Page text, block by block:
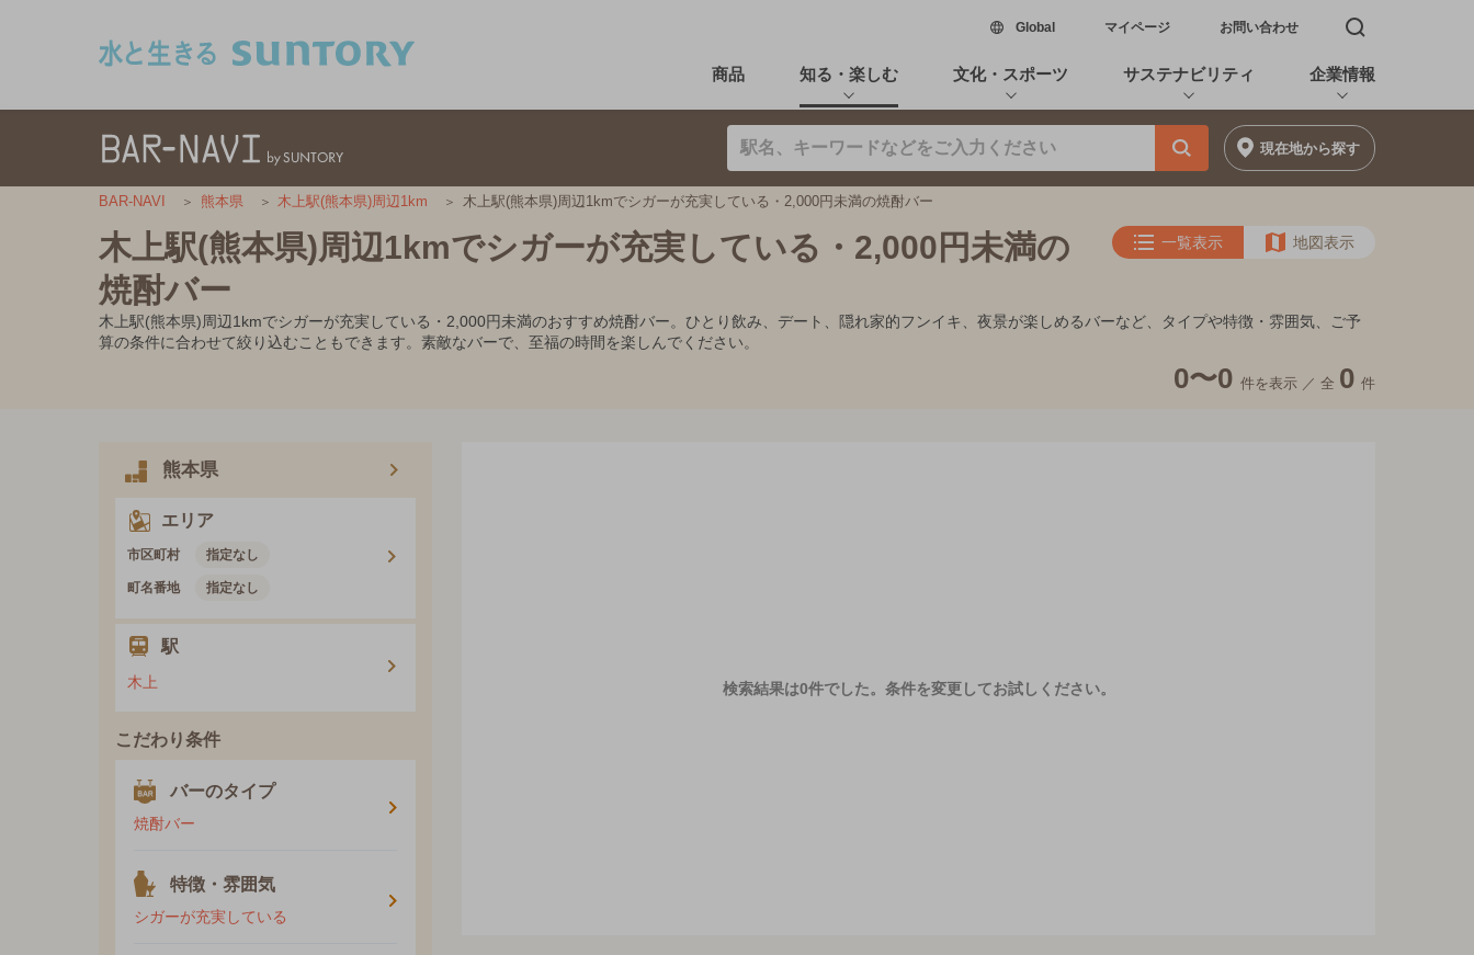
Global新しいウィンドウで開く
マイページ お問い合わせ 検索窓を開く
商品 知る・楽しむ 文化・スポーツ サステナビリティ 企業情報
現在地から探す
BAR-NAVI 熊本県 木上駅(熊本県)周辺1km 木上駅(熊本県)周辺1kmでシガーが充実している・2,000円未満の焼酎バー
木上駅(熊本県)周辺1kmでシガーが充実している・2,000円未満の
焼酎バー
一覧表示 地図表示
木上駅(熊本県)周辺1kmでシガーが充実している・2,000円未満のおすすめ焼酎バー。ひとり飲み、デート、隠れ家的フンイキ、夜景が楽しめるバーなど、タイプや特徴・雰囲気、ご予
算の条件に合わせて絞り込むこともできます。素敵なバーで、至福の時間を楽しんでください。
0〜0 件を表示 ／ 全 0 件
熊本県
エリア
市区町村 指定なし
町名番地 指定なし
駅
木上
こだわり条件
バーのタイプ
焼酎バー
特徴・雰囲気
シガーが充実している
検索結果は0件でした。 条件を変更してお試しください。